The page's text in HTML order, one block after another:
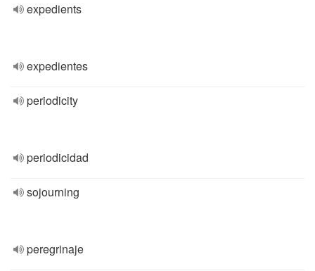
expedients
expedientes
periodicity
periodicidad
sojourning
peregrinaje